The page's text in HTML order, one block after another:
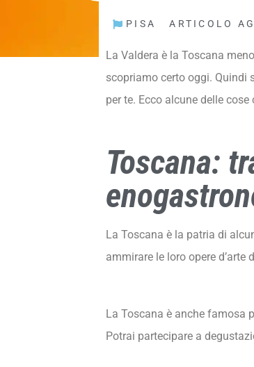
PISA ARTICOLO
La Valdera è la Toscana
scopriamo certo oggi. Quindi
per te. Ecco alcune delle
Toscana:
La Toscana è la patria di
ammirare le loro opere d’arte
La Toscana è anche famosa
Potrai partecipare a